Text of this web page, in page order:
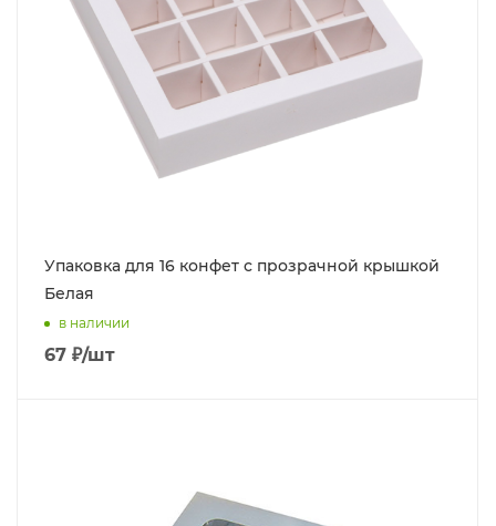
Упаковка для 16 конфет с прозрачной крышкой
Белая
в наличии
67 ₽/шт